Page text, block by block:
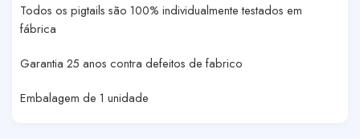
Todos os pigtails são 100% individualmente testados em
fábrica
Garantia 25 anos contra defeitos de fabrico
Embalagem de 1 unidade